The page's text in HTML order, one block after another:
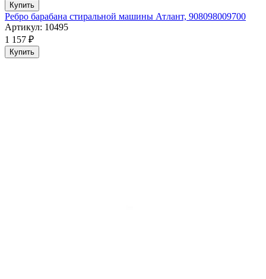
Купить
Ребро барабана стиральной машины Атлант, 908098009700
Артикул: 10495
1 157 ₽
Купить